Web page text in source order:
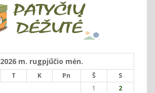
2026 m. rugpjūčio mėn.
T K Pn Š
S
1
2